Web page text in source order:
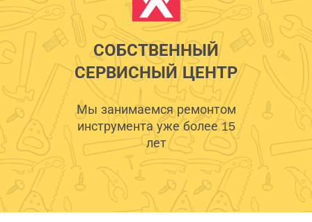
СОБСТВЕННЫЙ
СЕРВИСНЫЙ ЦЕНТР
Мы занимаемся ремонтом
инструмента уже более 15
лет